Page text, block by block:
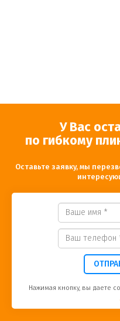
У Вас
по гибкому
Оставьте заявку, мы
Нажимая кнопку, вы даете